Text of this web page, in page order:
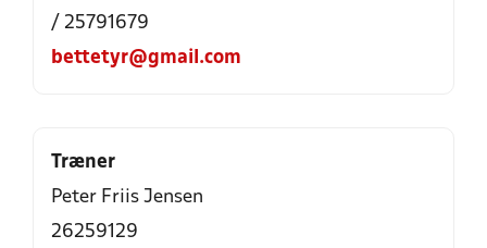
/ 25791679
bettetyr@gmail.com
Træner
Peter Friis Jensen
26259129